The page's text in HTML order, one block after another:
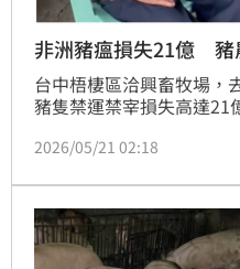
非洲豬瘟損失21億 豬
台中梧棲區洽興畜牧場，
豬隻禁運禁宰損失高達21
運，還販賣病死豬，隱匿
停止羈押，希望能挽救即
裁定從5月25日起延長羈
2026/05/21 02:18